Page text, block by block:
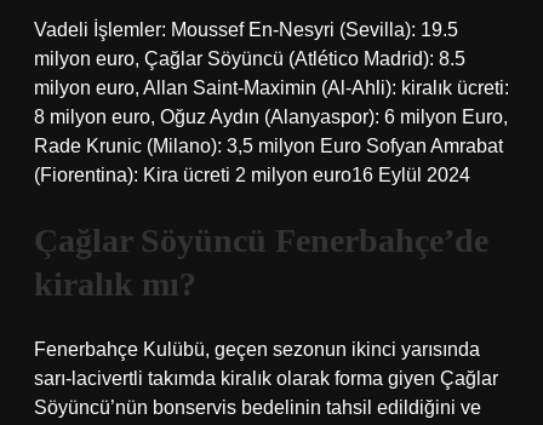
Vadeli İşlemler: Moussef En-Nesyri (Sevilla): 19.5
milyon euro, Çağlar Söyüncü (Atlético Madrid): 8.5
milyon euro, Allan Saint-Maximin (Al-Ahli): kiralık ücreti:
8 milyon euro, Oğuz Aydın (Alanyaspor): 6 milyon Euro,
Rade Krunic (Milano): 3,5 milyon Euro Sofyan Amrabat
(Fiorentina): Kira ücreti 2 milyon euro16 Eylül 2024
Çağlar Söyüncü Fenerbahçe’de
kiralık mı?
Fenerbahçe Kulübü, geçen sezonun ikinci yarısında
sarı-lacivertli takımda kiralık olarak forma giyen Çağlar
Söyüncü’nün bonservis bedelinin tahsil edildiğini ve